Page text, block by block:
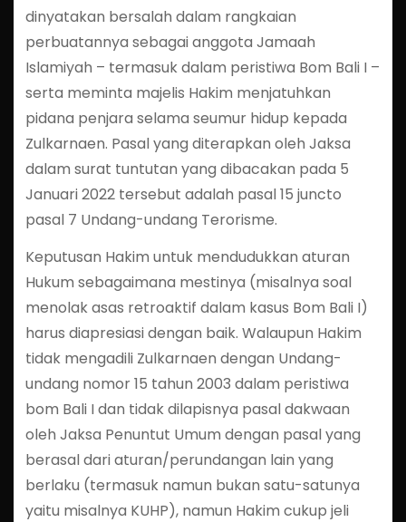
dinyatakan bersalah dalam rangkaian
perbuatannya sebagai anggota Jamaah
Islamiyah – termasuk dalam peristiwa Bom Bali I –
serta meminta majelis Hakim menjatuhkan
pidana penjara selama seumur hidup kepada
Zulkarnaen. Pasal yang diterapkan oleh Jaksa
dalam surat tuntutan yang dibacakan pada 5
Januari 2022 tersebut adalah pasal 15 juncto
pasal 7 Undang-undang Terorisme.
Keputusan Hakim untuk mendudukkan aturan
Hukum sebagaimana mestinya (misalnya soal
menolak asas retroaktif dalam kasus Bom Bali I)
harus diapresiasi dengan baik. Walaupun Hakim
tidak mengadili Zulkarnaen dengan Undang-
undang nomor 15 tahun 2003 dalam peristiwa
bom Bali I dan tidak dilapisnya pasal dakwaan
oleh Jaksa Penuntut Umum dengan pasal yang
berasal dari aturan/perundangan lain yang
berlaku (termasuk namun bukan satu-satunya
yaitu misalnya KUHP), namun Hakim cukup jeli